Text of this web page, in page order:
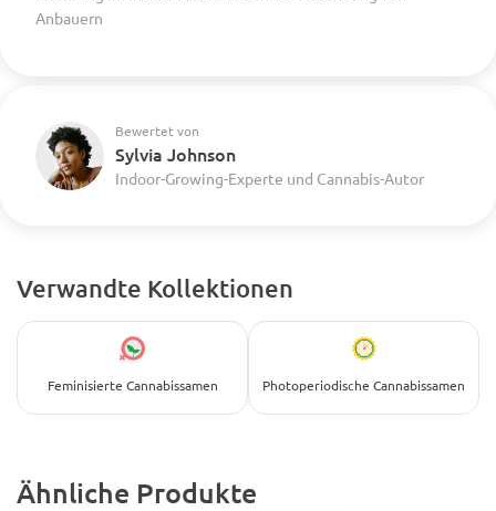
Anbauern
Bewertet von
Sylvia Johnson
Indoor-Growing-Experte und Cannabis-Autor
Verwandte Kollektionen
Feminisierte Cannabissamen Photoperiodische Cannabissamen
Ähnliche Produkte